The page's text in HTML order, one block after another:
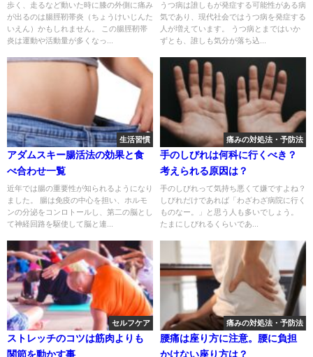
歩く、走るなど動いた時に膝の外側に痛み
が出るのは腸脛靭帯炎（ちょうけいじんた
いえん）かもしれません。 この腸脛靭帯
炎は運動や活動量が多くなっ...
法。
うつ病は誰しもが発症する可能性がある病
気であり、現代社会ではうつ病を発症する
人が増えています。 うつ病とまではいか
ずとも、誰しも気分が落ち込...
生活習慣
アダムスキー腸活法の効果と食
べ合わせ一覧
近年では腸の重要性が知られるようになり
ました。 腸は免疫の中心を担い、ホルモ
ンの分泌をコンロトールし、第二の脳とし
て神経回路を駆使して脳と連...
痛みの対処法・予防法
手のしびれは何科に行くべき？
考えられる原因は？
手のしびれって気持ち悪くて嫌ですよね？
しびれだけであれば「わざわざ病院に行く
ものなー。」と思う人も多いでしょう。
たまにしびれるくらいであ...
セルフケア
ストレッチのコツは筋肉よりも
関節を動かす事
痛みの対処法・予防法
腰痛は座り方に注意。腰に負担
かけない座り方は？